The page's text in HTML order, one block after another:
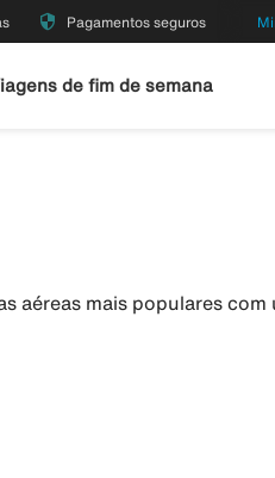
security Pagamentos seguros
de fim de semana
mais populares com